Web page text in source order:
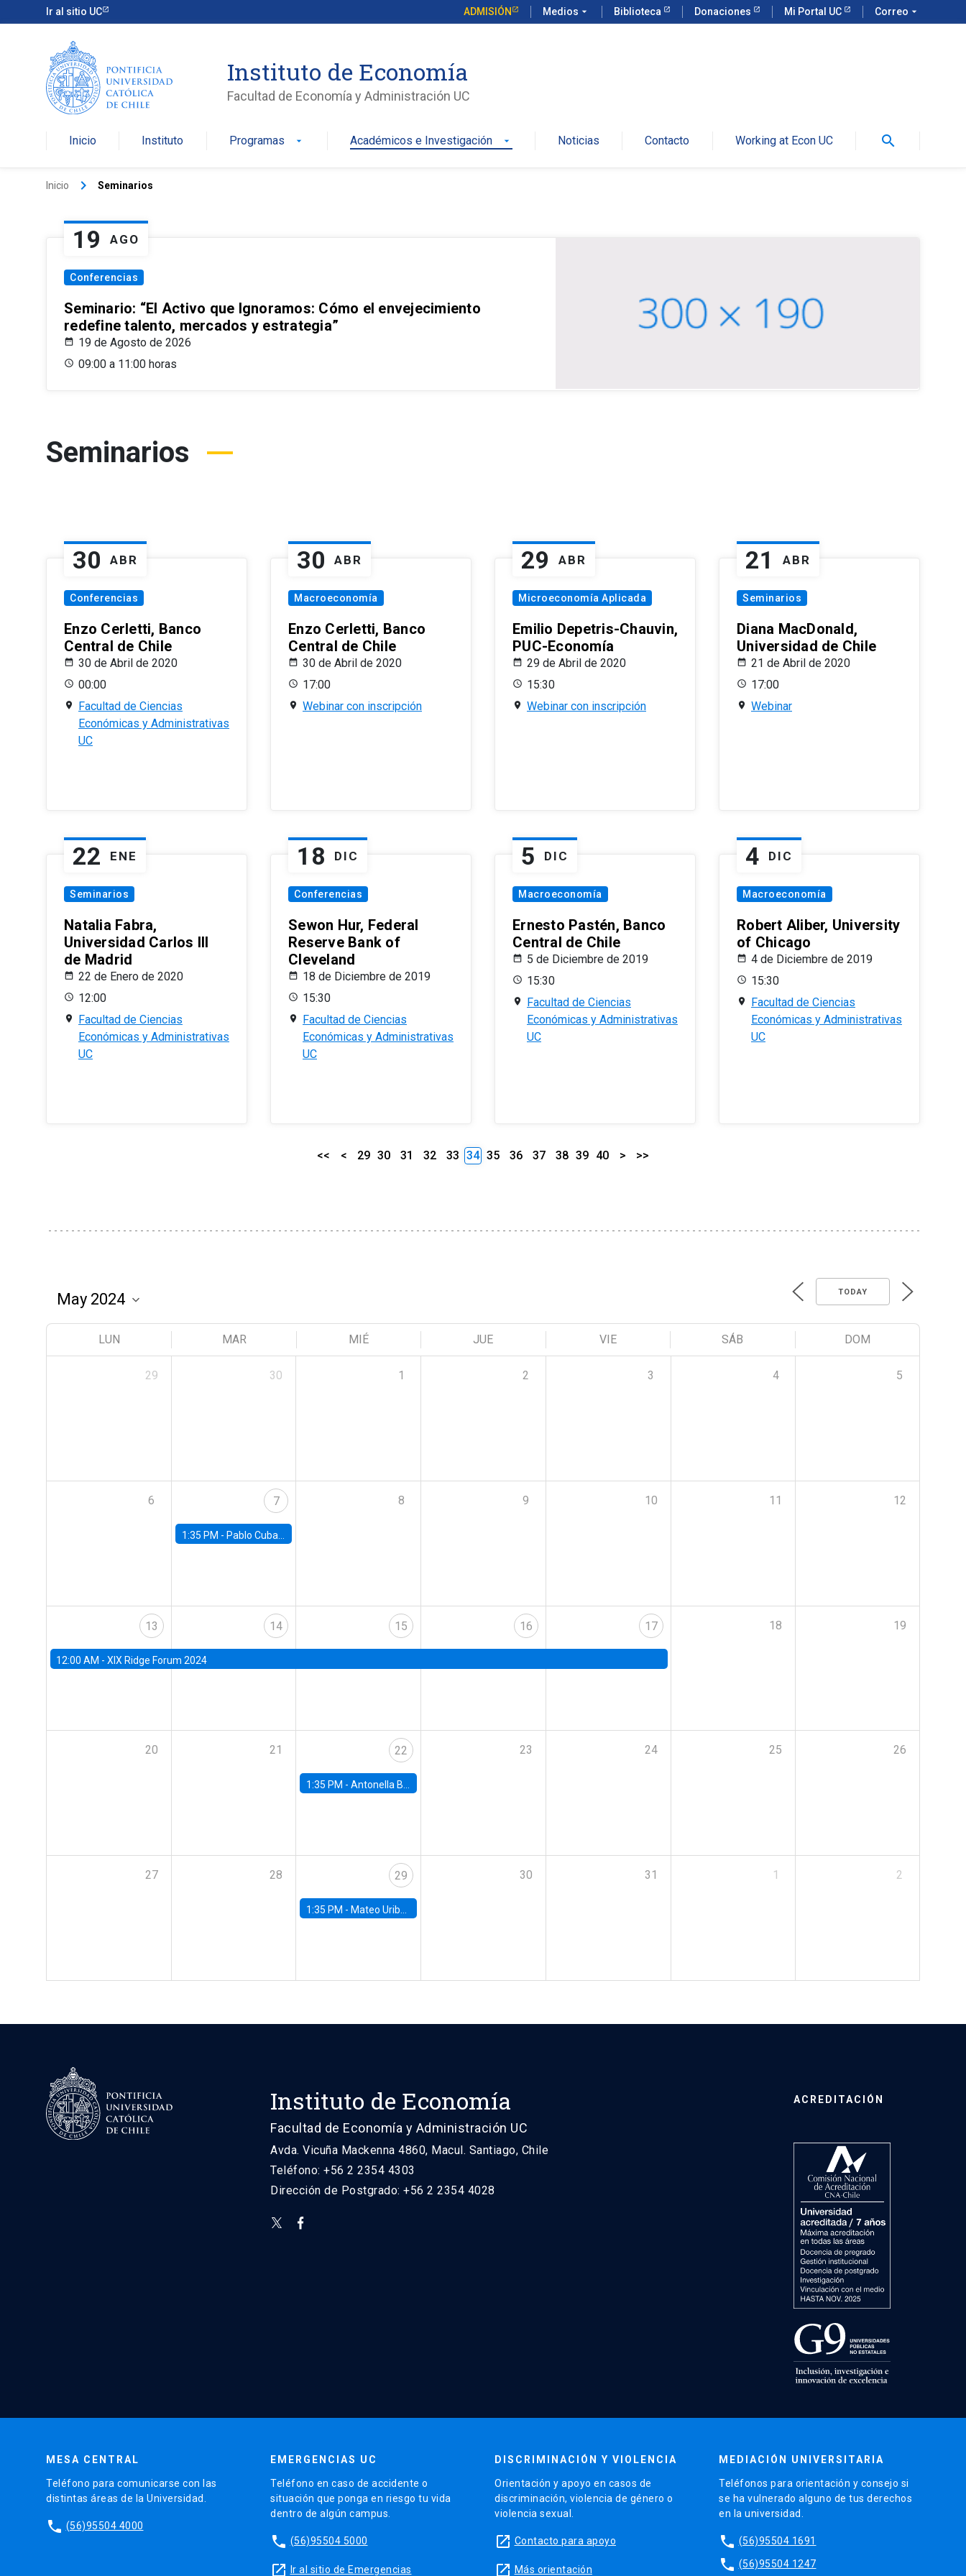
Ir al sitio UC ADMISIÓN Medios arrow_drop_down Biblioteca Donaciones Mi Portal UC Correo arrow_drop_down
Instituto de Economía
Facultad de Economía y Administración UC
Inicio Instituto Programas arrow_drop_down Académicos e Investigación arrow_drop_down Noticias Contacto Working at Econ UC search
Inicio keyboard_arrow_right Seminarios
19 AGO
Conferencias
Seminario: “El Activo que Ignoramos: Cómo el envejecimiento
redefine talento, mercados y estrategia”
19 de Agosto de 2026
09:00 a 11:00 horas
Seminarios
30 ABR
Conferencias
Enzo Cerletti, Banco
Central de Chile
30 de Abril de 2020
00:00
Facultad de Ciencias
Económicas y Administrativas
UC
30 ABR
Macroeconomía
Enzo Cerletti, Banco
Central de Chile
30 de Abril de 2020
17:00
Webinar con inscripción
29 ABR
Microeconomía Aplicada
Emilio Depetris-Chauvin,
PUC-Economía
29 de Abril de 2020
15:30
Webinar con inscripción
21 ABR
Seminarios
Diana MacDonald,
Universidad de Chile
21 de Abril de 2020
17:00
Webinar
22 ENE
Seminarios
Natalia Fabra,
Universidad Carlos III
de Madrid
22 de Enero de 2020
12:00
Facultad de Ciencias
Económicas y Administrativas
UC
18 DIC
Conferencias
Sewon Hur, Federal
Reserve Bank of
Cleveland
18 de Diciembre de 2019
15:30
Facultad de Ciencias
Económicas y Administrativas
UC
5 DIC
Macroeconomía
Ernesto Pastén, Banco
Central de Chile
5 de Diciembre de 2019
15:30
Facultad de Ciencias
Económicas y Administrativas
UC
4 DIC
Macroeconomía
Robert Aliber, University
of Chicago
4 de Diciembre de 2019
15:30
Facultad de Ciencias
Económicas y Administrativas
UC
<< < 29 30 31 32 33 34 35 36 37 38 39 40 > >>
TODAY
LUN MAR MIÉ JUE VIE SÁB DOM
29 30 1 2 3 4 5
6 7
1:35 PM - Pablo Cuba, FED Board
8 9 10 11 12
13
12:00 AM - XIX Ridge Forum 2024
14 15 16 17 18 19
20 21 22
1:35 PM -Antonella Bancalari, Institute for Fiscal Studies (IFS) and Research Associate at University College London (UCL)
23 24 25 26
27 28 29
1:35 PM - Mateo Uribe-Castro, Universidad de los Andes (Colombia)
30 31 1 2
Instituto de Economía
Facultad de Economía y Administración UC
Avda. Vicuña Mackenna 4860, Macul. Santiago, Chile
Teléfono: +56 2 2354 4303
Dirección de Postgrado: +56 2 2354 4028
ACREDITACIÓN
MESA CENTRAL
Teléfono para comunicarse con las
distintas áreas de la Universidad.
phone (56)95504 4000
EMERGENCIAS UC
Teléfono en caso de accidente o
situación que ponga en riesgo tu vida
dentro de algún campus.
phone (56)95504 5000
launch Ir al sitio de Emergencias
DISCRIMINACIÓN Y VIOLENCIA
Orientación y apoyo en casos de
discriminación, violencia de género o
violencia sexual.
launch Contacto para apoyo
launch Más orientación
MEDIACIÓN UNIVERSITARIA
Teléfonos para orientación y consejo si
se ha vulnerado alguno de tus derechos
en la universidad.
phone (56)95504 1691
phone (56)95504 1247